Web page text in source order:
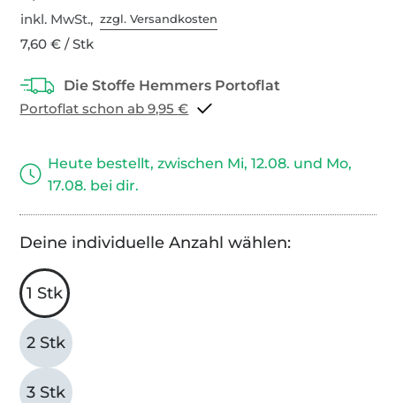
inkl. MwSt.,zzgl. Versandkosten
7,60 € / Stk
Portoflat schon ab 9,95 €
Heute bestellt, zwischen Mi, 12.08. und Mo,
17.08. bei dir.
Deine individuelle Anzahl wählen:
1 Stk
2 Stk
3 Stk